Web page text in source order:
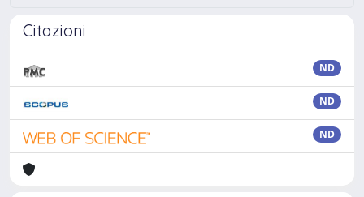
Citazioni
ND
ND
ND